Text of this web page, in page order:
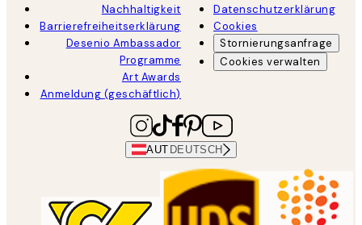
Nachhaltigkeit
Barrierefreiheitserklärung
Desenio Ambassador
Programme
Art Awards
Anmeldung (geschäftlich)
Datenschutzerklärung
Cookies
Stornierungsanfrage
Cookies verwalten
AUT DEUTSCH